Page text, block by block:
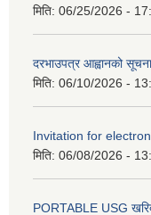
मिति: 06/25/2026 -
दरभाउपत्र आह्वानको सूचना
मिति: 06/10/2026 -
Invitation for
मिति: 06/08/2026 -
PORTABLE USG खरिद